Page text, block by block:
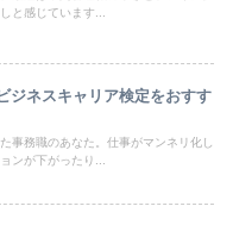
と感じています...
ジネスキャリア検定をおすす
事務職のあなた。仕事がマンネリ化し
ンが下がったり...